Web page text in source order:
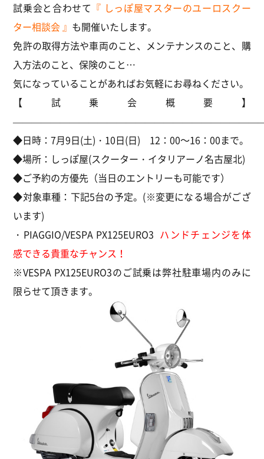
試乗会と合わせて 『 しっぽ屋マスターのユーロスクー
ター相談会 』 も開催いたします。
免許の取得方法や車両のこと、メンテナンスのこと、購
入方法のこと、保険のこと…
気になっていることがあればお気軽にお尋ねください。
【試乗会概要】
◆日時：7月9日(土)・10日(日) 12：00～16：00まで。
◆場所：しっぽ屋(スクーター・イタリアーノ名古屋北)
◆ご予約の方優先（当日のエントリーも可能です）
◆対象車種：下記5台の予定。(※変更になる場合がござ
います)
・PIAGGIO/VESPA PX125EURO3 ハンドチェンジを体
感できる貴重なチャンス！
※VESPA PX125EURO3のご試乗は弊社駐車場内のみに
限らせて頂きます。